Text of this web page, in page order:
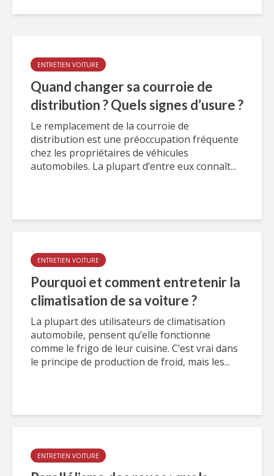
ENTRETIEN VOITURE
Quand changer sa courroie de
distribution ? Quels signes d’usure ?
Le remplacement de la courroie de
distribution est une préoccupation fréquente
chez les propriétaires de véhicules
automobiles. La plupart d’entre eux connaît...
ENTRETIEN VOITURE
Pourquoi et comment entretenir la
climatisation de sa voiture ?
La plupart des utilisateurs de climatisation
automobile, pensent qu’elle fonctionne
comme le frigo de leur cuisine. C’est vrai dans
le principe de production de froid, mais les...
ENTRETIEN VOITURE